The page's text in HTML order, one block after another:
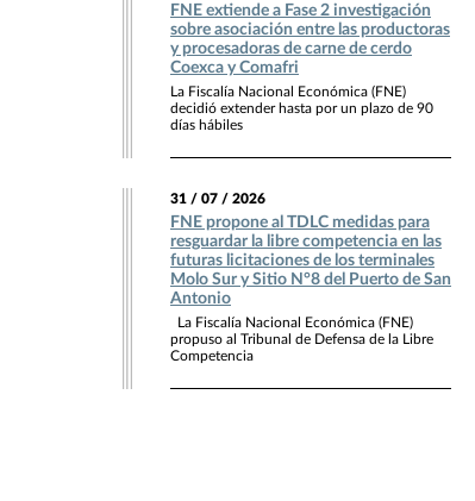
FNE extiende a Fase 2 investigación
sobre asociación entre las productoras
y procesadoras de carne de cerdo
Coexca y Comafri
La Fiscalía Nacional Económica (FNE)
decidió extender hasta por un plazo de 90
días hábiles
31 / 07 / 2026
FNE propone al TDLC medidas para
resguardar la libre competencia en las
futuras licitaciones de los terminales
Molo Sur y Sitio N°8 del Puerto de San
Antonio
La Fiscalía Nacional Económica (FNE)
propuso al Tribunal de Defensa de la Libre
Competencia